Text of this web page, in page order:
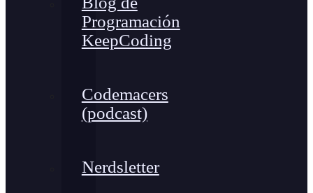
Programación
KeepCoding
Codemacers
(podcast)
Nerdsletter